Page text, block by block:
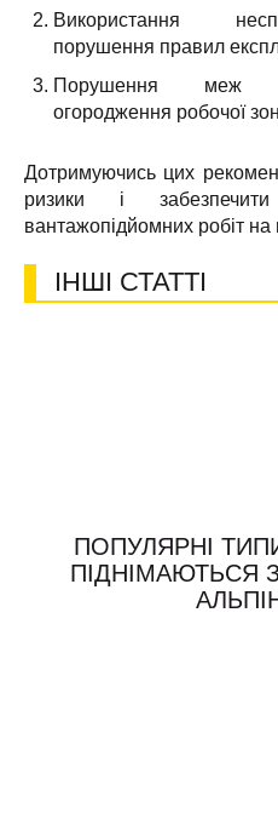
Використання
порушення правил
Порушення меж
огородження робочої
Дотримуючись цих
ризики і
вантажопідйомних робіт на
ІНШІ СТАТТІ
ПОПУЛЯРНІ